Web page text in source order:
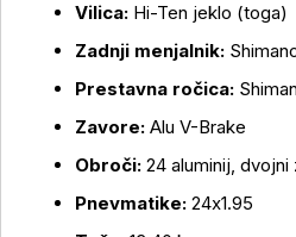
Vilica: Hi-Ten jeklo (toga)
Zadnji menjalnik:
Prestavna ročica:
Zavore: Alu V-Brake
Obroči: 24 aluminij, dvojni
Pnevmatike: 24x1.95